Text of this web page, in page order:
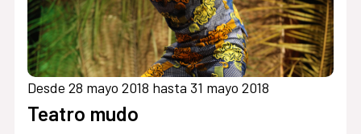
Desde 28 mayo 2018 hasta 31 mayo 2018
Teatro mudo